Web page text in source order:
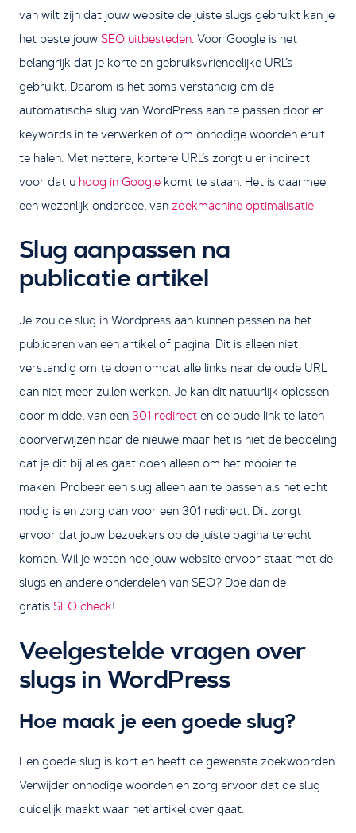
van wilt zijn dat jouw website de juiste slugs gebruikt kan je
het beste jouw SEO uitbesteden. Voor Google is het
belangrijk dat je korte en gebruiksvriendelijke URL’s
gebruikt. Daarom is het soms verstandig om de
automatische slug van WordPress aan te passen door er
keywords in te verwerken of om onnodige woorden eruit
te halen. Met nettere, kortere URL’s zorgt u er indirect
voor dat u hoog in Google komt te staan. Het is daarmee
een wezenlijk onderdeel van zoekmachine optimalisatie.
Slug aanpassen na
publicatie artikel
Je zou de slug in Wordpress aan kunnen passen na het
publiceren van een artikel of pagina. Dit is alleen niet
verstandig om te doen omdat alle links naar de oude URL
dan niet meer zullen werken. Je kan dit natuurlijk oplossen
door middel van een 301 redirect en de oude link te laten
doorverwijzen naar de nieuwe maar het is niet de bedoeling
dat je dit bij alles gaat doen alleen om het mooier te
maken. Probeer een slug alleen aan te passen als het echt
nodig is en zorg dan voor een 301 redirect. Dit zorgt
ervoor dat jouw bezoekers op de juiste pagina terecht
komen. Wil je weten hoe jouw website ervoor staat met de
slugs en andere onderdelen van SEO? Doe dan de
gratis SEO check!
Veelgestelde vragen over
slugs in WordPress
Hoe maak je een goede slug?
Een goede slug is kort en heeft de gewenste zoekwoorden.
Verwijder onnodige woorden en zorg ervoor dat de slug
duidelijk maakt waar het artikel over gaat.